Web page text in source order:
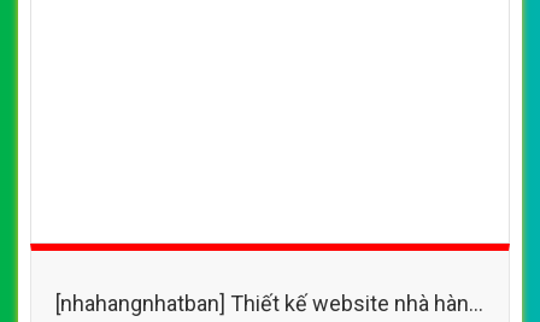
[nhahangnhatban] Thiết kế website nhà hàng